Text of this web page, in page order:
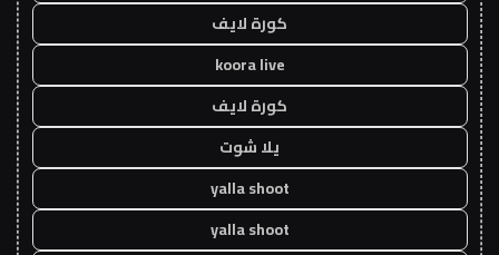
كورة لايف
koora live
كورة لايف
يلا شوت
yalla shoot
yalla shoot